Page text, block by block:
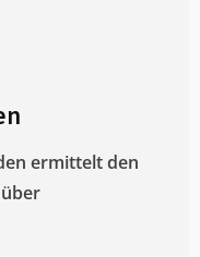
ermittelt den